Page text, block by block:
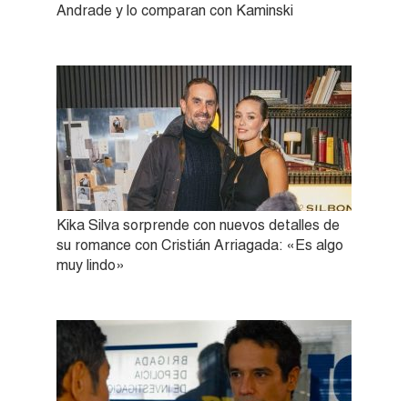
Andrade y lo comparan con Kaminski
Kika Silva sorprende con nuevos detalles de
su romance con Cristián Arriagada: «Es algo
muy lindo»